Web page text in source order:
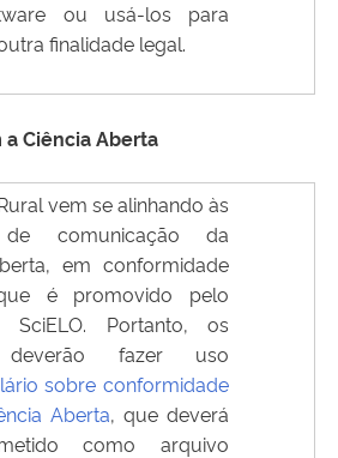
ou usá-los para
finalidade legal.
Ciência Aberta
vem se alinhando às
de comunicação da
em conformidade
é promovido pelo
SciELO. Portanto, os
deverão fazer uso
sobre conformidade
Aberta, que deverá
como arquivo